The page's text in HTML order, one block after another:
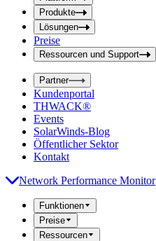
f
e
l
d
e
i
n
g
a
b
e
Produkte
Lösungen
Preise
Ressourcen und Support
Partner
Kundenportal
THWACK®
Events
SolarWinds-Blog
Öffentlicher Sektor
Kontakt
Network Performance Monitor
Funktionen
Preise
Ressourcen